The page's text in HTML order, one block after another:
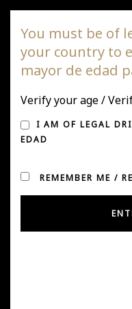
VIÑA
EN EL
WINE
You must be of
your country to
mayor de edad
Verify your age /
I AM OF LEGAL
EDAD
REMEMBER ME /